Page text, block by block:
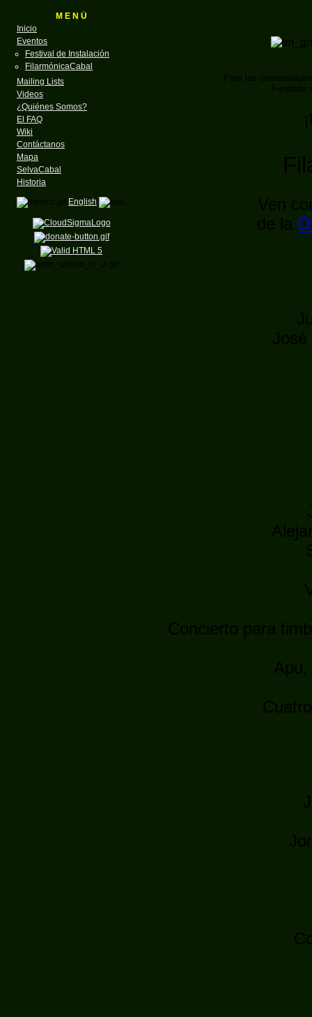
M E N Ú
Inicio
Eventos
Festival de Instalación
FilarmónicaCabal
Mailing Lists
Videos
¿Quiénes Somos?
El FAQ
Wiki
Contáctanos
Mapa
SelvaCabal
Historia
English
Para las
Fundado
Ven
de la
Concierto para